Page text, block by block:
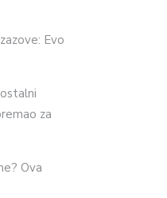
Evo
za
Ova